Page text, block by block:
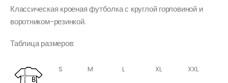
646,00₽
Классическая кроеная футболка с круглой горловиной и
воротником-резинкой.
Таблица размеров:
S M L XL XXL